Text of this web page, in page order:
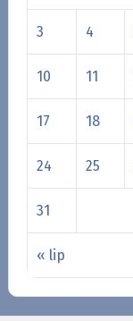
« lip
3 4
10 11
17 18
24 25
31